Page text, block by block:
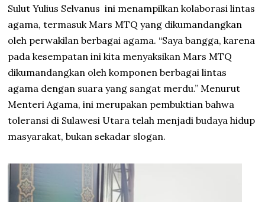
Sulut Yulius Selvanus ini menampilkan kolaborasi lintas
agama, termasuk Mars MTQ yang dikumandangkan
oleh perwakilan berbagai agama. “Saya bangga, karena
pada kesempatan ini kita menyaksikan Mars MTQ
dikumandangkan oleh komponen berbagai lintas
agama dengan suara yang sangat merdu.” Menurut
Menteri Agama, ini merupakan pembuktian bahwa
toleransi di Sulawesi Utara telah menjadi budaya hidup
masyarakat, bukan sekadar slogan.